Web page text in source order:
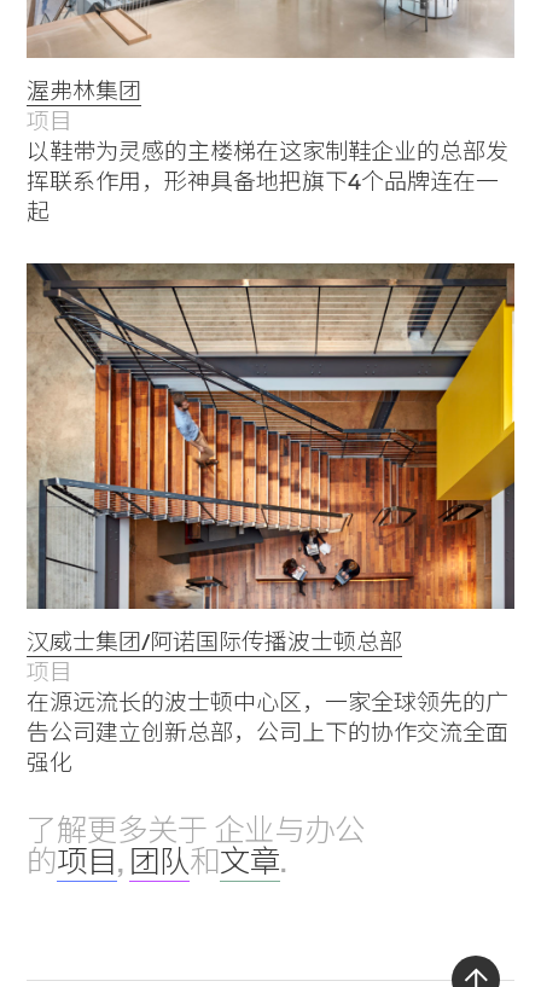
渥弗林集团
项目
以鞋带为灵感的主楼梯在这家制鞋企业的总部发
挥联系作用，形神具备地把旗下4个品牌连在一
起
汉威士集团/阿诺国际传播波士顿总部
项目
在源远流长的波士顿中心区，一家全球领先的广
告公司建立创新总部，公司上下的协作交流全面
强化
了解更多关于 企业与办公
的项目, 团队和文章.